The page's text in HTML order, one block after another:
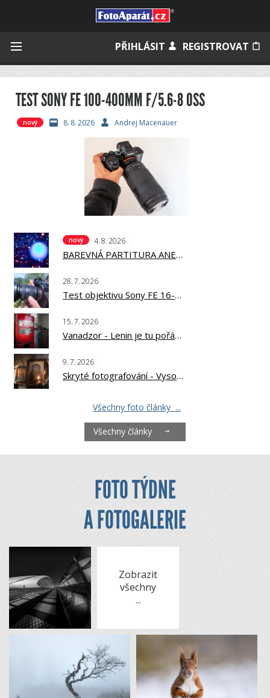
PŘIHLÁSIT REGISTROVAT
Zapamatovat
Zapomněli jste heslo?
Měli jste účet na starém webu?
TEST SONY FE 100-400MM F/5.6-8 OSS
nový 8. 8.2026 Andrej Macenauer
nový 4.8.2026
BAREVNÁ PARTITURA ANEB KOMPONUJTE BAREVNĚ, 18. DÍL, ŠKOLA BARVY JANA POHRIBNÉHO
28.7.2026
Test objektivu Sony FE 16-25mm f/2.8 G
15.7.2026
Vanadzor - Lenin je tu pořád?
9.7.2026
Skryté fotografování - Vysoká Svanetie, Kavkaz
Všechny foto články ...
Všechny články
FOTO TÝDNE
A FOTOGALERIE
Zobrazit
všechny
...